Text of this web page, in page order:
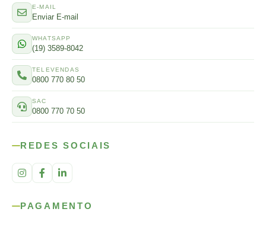
E-MAIL
Enviar E-mail
WHATSAPP
(19) 3589-8042
TELEVENDAS
0800 770 80 50
SAC
0800 770 70 50
REDES SOCIAIS
PAGAMENTO